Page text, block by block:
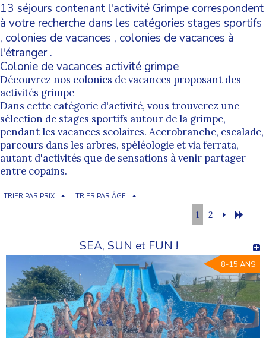
13 séjours contenant l'activité Grimpe correspondent
à votre recherche dans les catégories stages sportifs
, colonies de vacances , colonies de vacances à
l'étranger.
Colonie de vacances activité grimpe
Découvrez nos colonies de vacances proposant des
activités grimpe
Dans cette catégorie d'activité, vous trouverez une
sélection de stages sportifs autour de la grimpe,
pendant les vacances scolaires. Accrobranche, escalade,
parcours dans les arbres, spéléologie et via ferrata,
autant d'activités que de sensations à venir partager
entre copains.
TRIER PAR PRIX TRIER PAR ÂGE
1 2
SEA, SUN et FUN !
8-15 ANS